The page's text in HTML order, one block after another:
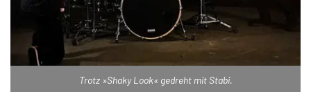
Trotz »Shaky Look« gedreht mit Stabi.